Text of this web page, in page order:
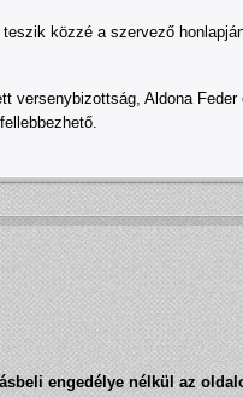
közzé a szervező
versenybizottság, Aldona
engedélye nélkül az